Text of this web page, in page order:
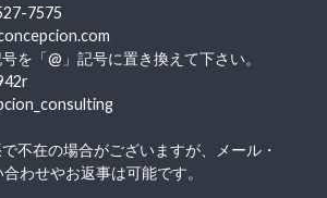
7575
を「@」記号に置き換えて下さい。
不在の場合がございますが、メール・
わせやお返事は可能です。